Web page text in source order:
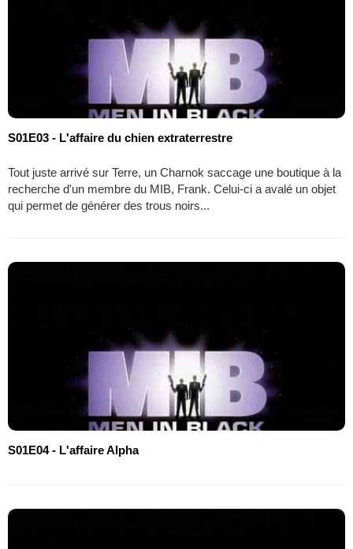
S01E03 - L'affaire du chien extraterrestre
Tout juste arrivé sur Terre, un Charnok saccage une boutique à la
recherche d'un membre du MIB, Frank. Celui-ci a avalé un objet
qui permet de générer des trous noirs...
S01E04 - L'affaire Alpha